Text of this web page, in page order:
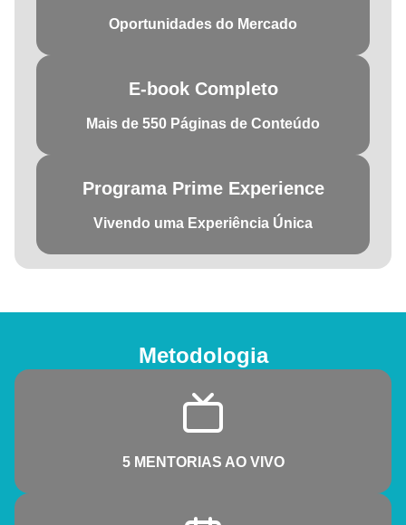
Oportunidades do Mercado
E-book Completo
Mais de 550 Páginas de Conteúdo
Programa Prime Experience
Vivendo uma Experiência Única
Metodologia
5 MENTORIAS AO VIVO